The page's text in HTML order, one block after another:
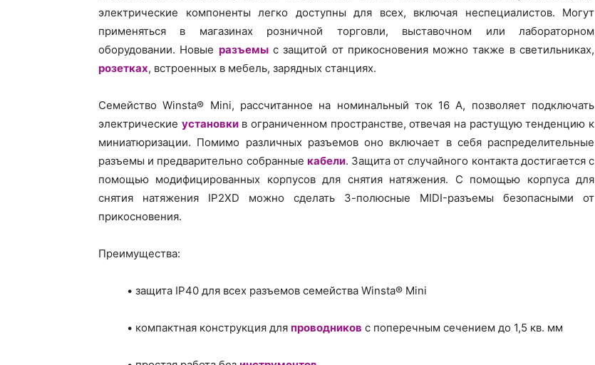
электрические компоненты легко доступны для всех, включая неспециалистов. Могут
применяться в магазинах розничной торговли, выставочном или лабораторном
оборудовании. Новые разъемыс защитой от прикосновения можно также в светильниках,
розетках, встроенных в мебель, зарядных станциях.
Семейство Winsta® Mini, рассчитанное на номинальный ток 16 А, позволяет подключать
электрические установкив ограниченном пространстве, отвечая на растущую тенденцию к
миниатюризации. Помимо различных разъемов оно включает в себя распределительные
разъемы и предварительно собранные кабели. Защита от случайного контакта достигается с
помощью модифицированных корпусов для снятия натяжения. С помощью корпуса для
снятия натяжения IP2XD можно сделать 3-полюсные MIDI-разъемы безопасными от
прикосновения.
Преимущества:
• защита IP40 для всех разъемов семейства Winsta® Mini
• компактная конструкция для проводников с поперечным сечением до 1,5 кв. мм